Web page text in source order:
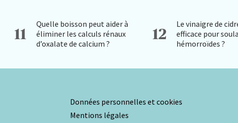
11
Quelle boisson peut aider à
éliminer les calculs rénaux
d’oxalate de calcium ?
12
Le vinaigre de
efficace pour
hémorroïdes ?
Données personnelles et cookies
Mentions légales